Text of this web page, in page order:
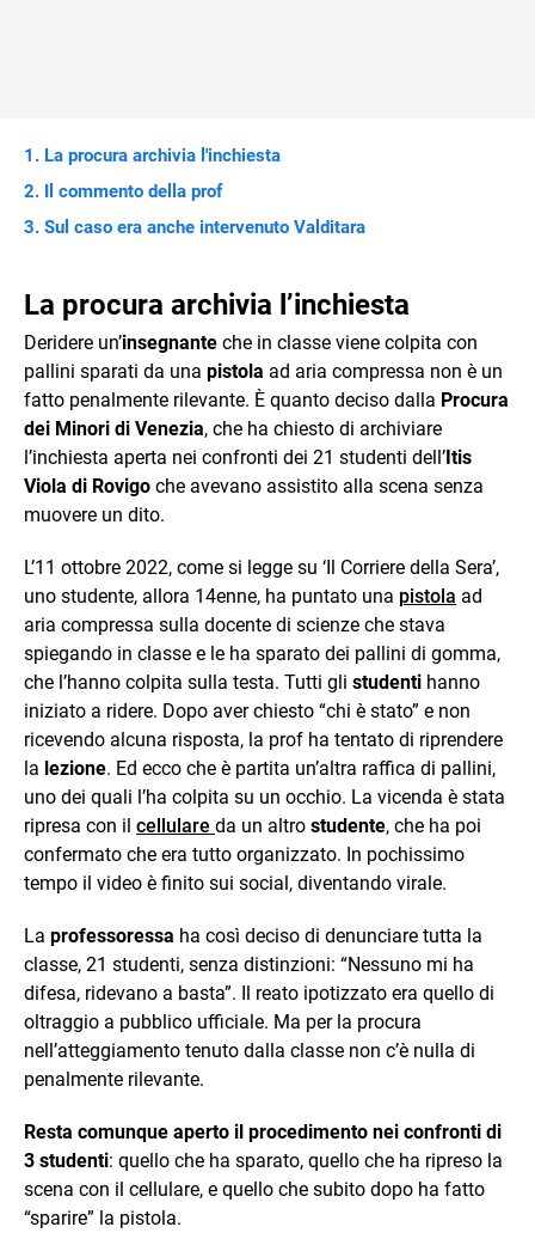
La procura archivia l'inchiesta
Il commento della prof
Sul caso era anche intervenuto Valditara
La procura archivia l’inchiesta
Deridere un’insegnante che in classe viene colpita con
pallini sparati da una pistola ad aria compressa non è un
fatto penalmente rilevante. È quanto deciso dalla Procura
dei Minori di Venezia, che ha chiesto di archiviare
l’inchiesta aperta nei confronti dei 21 studenti dell’Itis
Viola di Rovigo che avevano assistito alla scena senza
muovere un dito.
L’11 ottobre 2022, come si legge su ‘Il Corriere della Sera’,
uno studente, allora 14enne, ha puntato una pistola ad
aria compressa sulla docente di scienze che stava
spiegando in classe e le ha sparato dei pallini di gomma,
che l’hanno colpita sulla testa. Tutti gli studenti hanno
iniziato a ridere. Dopo aver chiesto “chi è stato” e non
ricevendo alcuna risposta, la prof ha tentato di riprendere
la lezione. Ed ecco che è partita un’altra raffica di pallini,
uno dei quali l’ha colpita su un occhio. La vicenda è stata
ripresa con il cellulare da un altro studente, che ha poi
confermato che era tutto organizzato. In pochissimo
tempo il video è finito sui social, diventando virale.
La professoressa ha così deciso di denunciare tutta la
classe, 21 studenti, senza distinzioni: “Nessuno mi ha
difesa, ridevano a basta”. Il reato ipotizzato era quello di
oltraggio a pubblico ufficiale. Ma per la procura
nell’atteggiamento tenuto dalla classe non c’è nulla di
penalmente rilevante.
Resta comunque aperto il procedimento nei confronti di
3 studenti: quello che ha sparato, quello che ha ripreso la
scena con il cellulare, e quello che subito dopo ha fatto
“sparire” la pistola.